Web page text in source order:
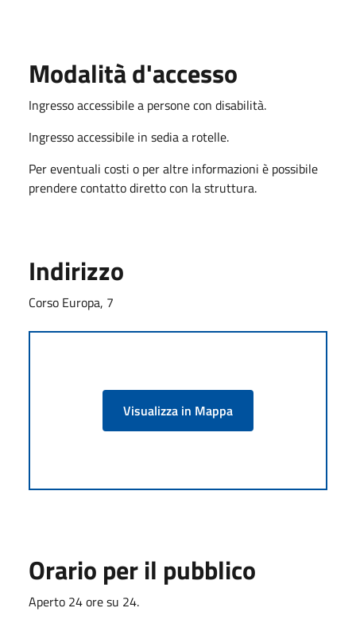
Modalità d'accesso
Ingresso accessibile a persone con disabilità.
Ingresso accessibile in sedia a rotelle.
Per eventuali costi o per altre informazioni è possibile
prendere contatto diretto con la struttura.
Indirizzo
Corso Europa, 7
Visualizza in Mappa
Orario per il pubblico
Aperto 24 ore su 24.